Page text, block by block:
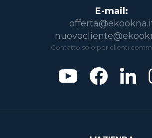
E-mail:
Contatto solo per clienti